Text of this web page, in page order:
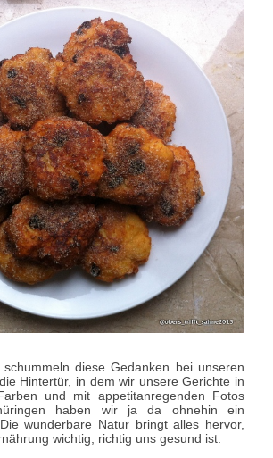
schummeln diese Gedanken bei unseren
Hintertür, in dem wir unsere Gerichte in
und mit appetitanregenden Fotos
haben wir ja da ohnehin ein
wunderbare Natur bringt alles hervor,
wichtig, richtig uns gesund ist.